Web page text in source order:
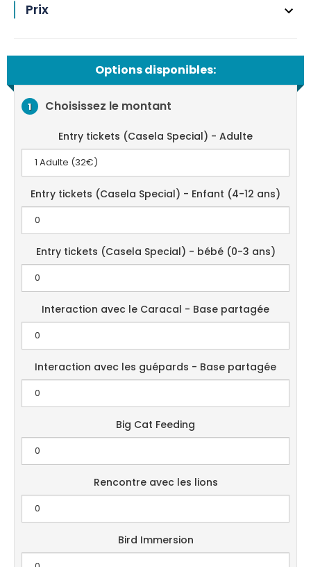
Prix
Options disponibles:
1 Choisissez le montant
Entry tickets (Casela Special) - Adulte
Entry tickets (Casela Special) - Enfant (4-12 ans)
Entry tickets (Casela Special) - bébé (0-3 ans)
Interaction avec le Caracal - Base partagée
Interaction avec les guépards - Base partagée
Big Cat Feeding
Rencontre avec les lions
Bird Immersion